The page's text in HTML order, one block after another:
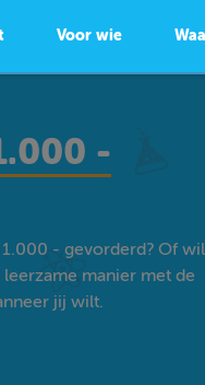
Voor wie
-
- gevorderd? Of
manier met de
jij wilt.